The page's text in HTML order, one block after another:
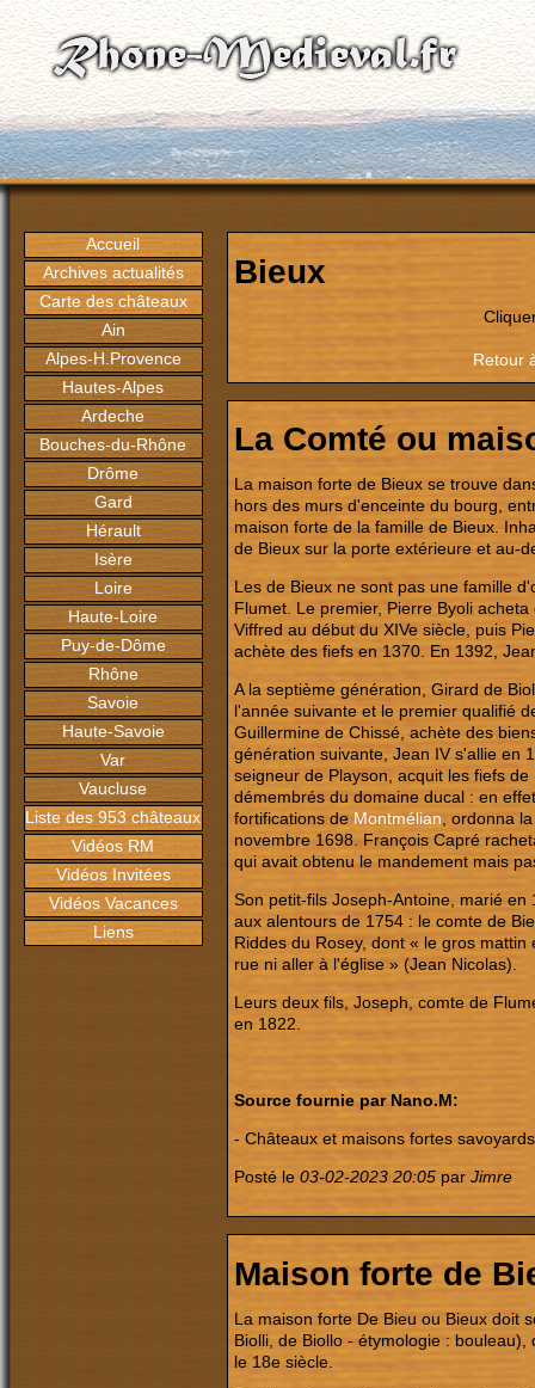
Accueil
Archives actualités
Carte des châteaux
Ain
Alpes-H.Provence
Hautes-Alpes
Ardeche
Bouches-du-Rhône
Drôme
Gard
Hérault
Isère
Loire
Haute-Loire
Puy-de-Dôme
Rhône
Savoie
Haute-Savoie
Var
Vaucluse
Liste des 953 châteaux
Vidéos RM
Vidéos Invitées
Vidéos Vacances
Liens
Bieux
Retour
La Comté ou
La maison forte de Bieux se trouve
hors des murs d'enceinte du bourg,
maison forte de la famille de Bieux.
de Bieux sur la porte extérieure et au-
Les de Bieux ne sont pas une famille
Flumet. Le premier, Pierre Byoli
Viffred au début du XIVe siècle, puis
achète des fiefs en 1370. En 1392,
A la septième génération, Girard de
l'année suivante et le premier qualifié
Guillermine de Chissé, achète des
génération suivante, Jean IV s'allie en
seigneur de Playson, acquit les fiefs
démembrés du domaine ducal : en
fortifications de Montmélian , ordonna
novembre 1698. François Capré
qui avait obtenu le mandement mais
Son petit-fils Joseph-Antoine, marié
aux alentours de 1754 : le comte de
Riddes du Rosey, dont « le gros
rue ni aller à l'église » (Jean Nicolas).
Leurs deux fils, Joseph, comte de
en 1822.
Source fournie par Nano.M:
- Châteaux et maisons fortes
Posté le 03-02-2023 20:05 par Jimre
Maison forte de
La maison forte De Bieu ou Bieux doit
Biolli, de Biollo - étymologie :
le 18e siècle.